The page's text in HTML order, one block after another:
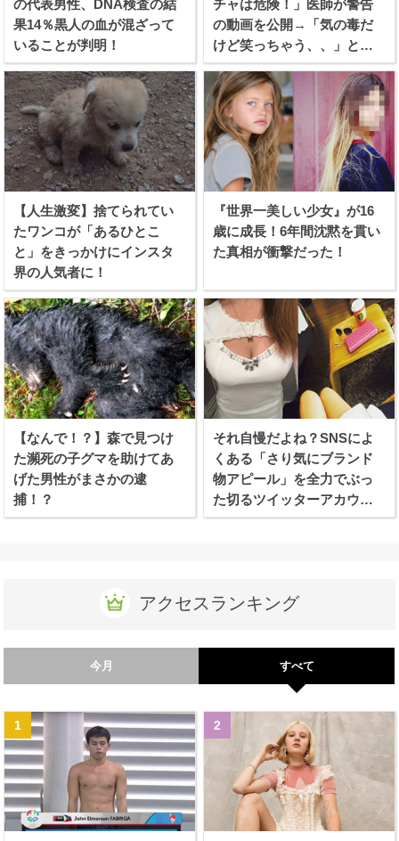
の代表男性、DNA検査の結
果14％黒人の血が混ざって
いることが判明！
チャは危険！」医師が警告
の動画を公開→「気の毒だ
けど笑っちゃう、、」と話
題に！
【人生激変】捨てられてい
たワンコが「あるひとこ
と」をきっかけにインスタ
界の人気者に！
『世界一美しい少女』が16
歳に成長！6年間沈黙を貫い
た真相が衝撃だった！
【なんで！？】森で見つけ
た瀕死の子グマを助けてあ
げた男性がまさかの逮
捕！？
それ自慢だよね？SNSによ
くある「さり気にブランド
物アピール」を全力でぶっ
た切るツイッターアカウン
トが話題に！
アクセスランキング
今月 すべて